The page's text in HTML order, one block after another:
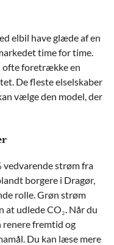
elbil have glæde af en
time for time.
ofte foretrække en
De fleste elselskaber
vælge den model, der
vedvarende strøm fra
borgere i Dragør,
rolle. Grøn strøm
udlede CO₂. Når du
renere fremtid og
Du kan læse mere